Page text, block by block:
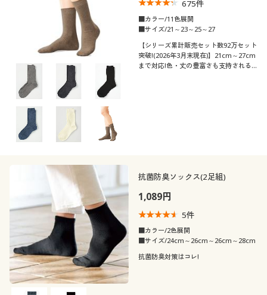
675件
■カラー/11色展開
■サイズ/21～23～25～27
【シリーズ累計販売セット数92万セット
突破!(2026年3月末現在)】21cm～27cm
まで対応!色・丈の豊富さも支持される
抗菌防臭ソックス(2足組)
1,089円
5件
■カラー/2色展開
■サイズ/24cm～26cm～26cm～28cm
抗菌防臭対策はコレ!